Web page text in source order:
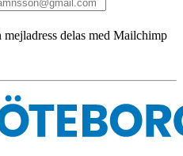
delas med Mailchimp